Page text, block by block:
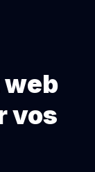
web
vos